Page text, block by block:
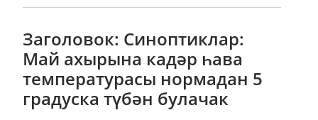
Заголовок: Синоптиклар:
Май ахырына кадәр һава
температурасы нормадан 5
градуска түбән булачак